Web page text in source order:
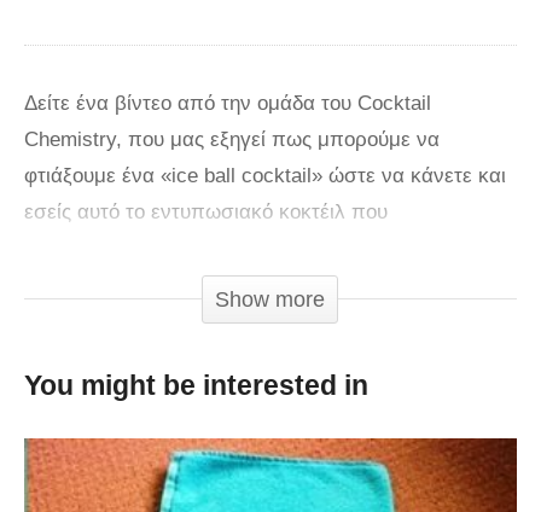
Δείτε ένα βίντεο από την ομάδα του Cocktail
Chemistry, που μας εξηγεί πως μπορούμε να
φτιάξουμε ένα «ice ball cocktail» ώστε να κάνετε και
εσείς αυτό το εντυπωσιακό κοκτέιλ που
Show more
You might be interested in